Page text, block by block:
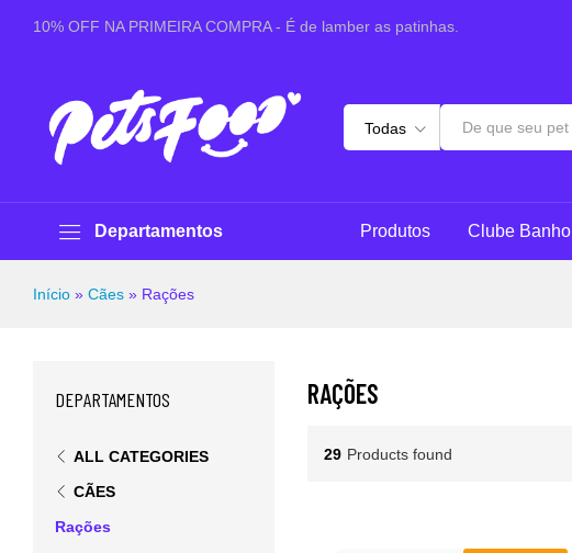
10% OFF NA PRIMEIRA COMPRA - É de lamber as patinhas.
Todas
Departamentos Produtos Clube Banho
Início » Cães » Rações
RAÇÕES
29 Products found
DEPARTAMENTOS
ALL CATEGORIES
CÃES
Rações